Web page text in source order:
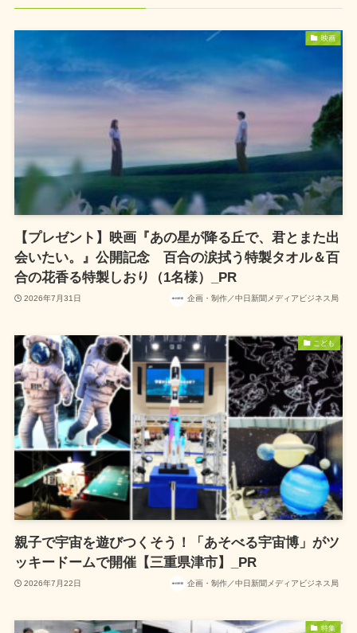
映画
【プレゼント】映画『あの星が降る丘で、君とまた出
会いたい。』公開記念 百合の涙拭う特製タオル＆百
合の花香る特製しおり（1名様）_PR
2026年7月31日 企画・制作／中日新聞メディアビジネス局
こども
親子で宇宙を遊びつくそう！「あそべる宇宙博」がツ
ッキードームで開催【三重県津市】_PR
2026年7月22日 企画・制作／中日新聞メディアビジネス局
特集